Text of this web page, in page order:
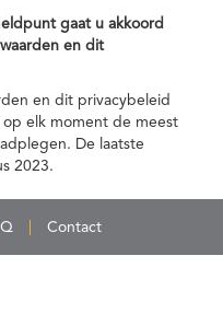
gaat u akkoord
en dit
en dit privacybeleid
elk moment de meest
De laatste
2023.
Contact